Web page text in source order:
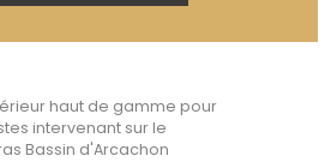
haut de gamme pour
intervenant sur le
Bassin d'Arcachon